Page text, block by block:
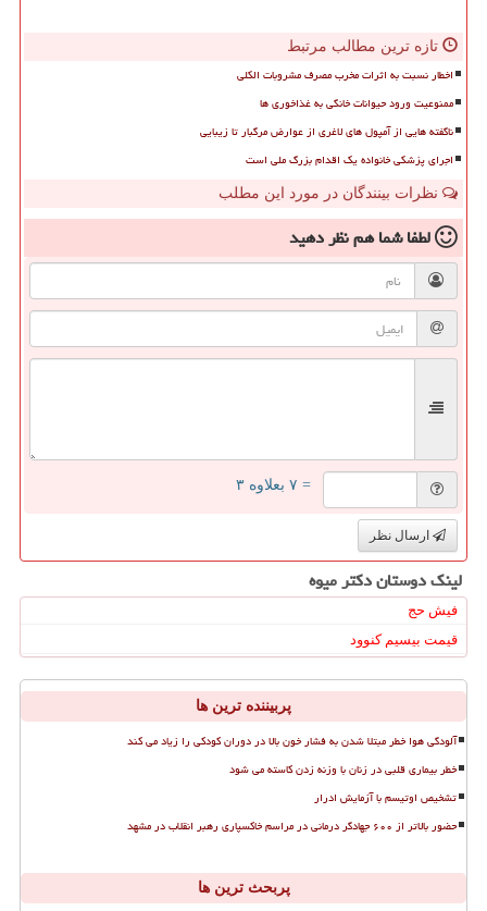
تازه ترین مطالب مرتبط
اخطار نسبت به اثرات مخرب مصرف مشروبات الکلی
ممنوعیت ورود حیوانات خانگی به غذاخوری ها
ناگفته هایی از آمپول های لاغری از عوارض مرگبار تا زیبایی
اجرای پزشکی خانواده یک اقدام بزرگ ملی است
نظرات بینندگان در مورد این مطلب
لطفا شما همنظر دهید
= ۷ بعلاوه ۳
ارسال نظر
لینک دوستان دكتر میوه
فیش حج
قیمت بیسیم کنوود
پربیننده ترین ها
آلودگی هوا خطر مبتلا شدن به فشار خون بالا در دوران کودکی را زیاد می کند
خطر بیماری قلبی در زنان با وزنه زدن کاسته می شود
تشخیص اوتیسم با آزمایش ادرار
حضور بالاتر از ۶۰۰ جهادگر درمانی در مراسم خاکسپاری رهبر انقلاب در مشهد
پربحث ترین ها